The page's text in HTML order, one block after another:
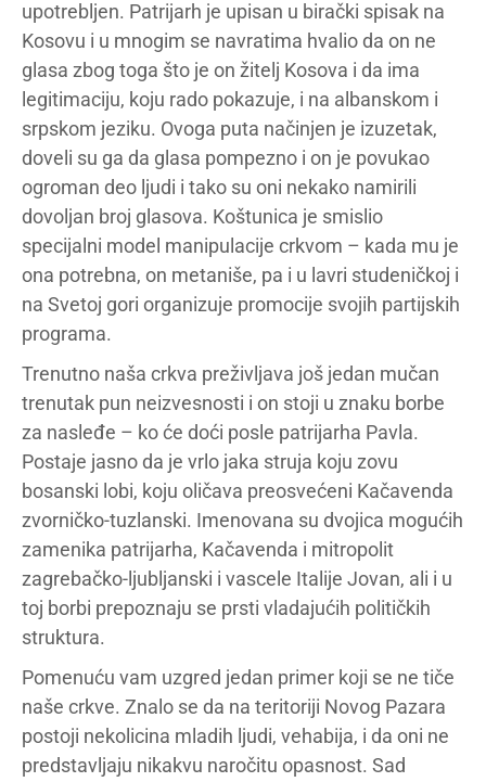
upotrebljen. Patrijarh je upisan u birački spisak na
Kosovu i u mnogim se navratima hvalio da on ne
glasa zbog toga što je on žitelj Kosova i da ima
legitimaciju, koju rado pokazuje, i na albanskom i
srpskom jeziku. Ovoga puta načinjen je izuzetak,
doveli su ga da glasa pompezno i on je povukao
ogroman deo ljudi i tako su oni nekako namirili
dovoljan broj glasova. Koštunica je smislio
specijalni model manipulacije crkvom – kada mu je
ona potrebna, on metaniše, pa i u lavri studeničkoj i
na Svetoj gori organizuje promocije svojih partijskih
programa.
Trenutno naša crkva preživljava još jedan mučan
trenutak pun neizvesnosti i on stoji u znaku borbe
za nasleđe – ko će doći posle patrijarha Pavla.
Postaje jasno da je vrlo jaka struja koju zovu
bosanski lobi, koju oličava preosvećeni Kačavenda
zvorničko-tuzlanski. Imenovana su dvojica mogućih
zamenika patrijarha, Kačavenda i mitropolit
zagrebačko-ljubljanski i vascele Italije Jovan, ali i u
toj borbi prepoznaju se prsti vladajućih političkih
struktura.
Pomenuću vam uzgred jedan primer koji se ne tiče
naše crkve. Znalo se da na teritoriji Novog Pazara
postoji nekolicina mladih ljudi, vehabija, i da oni ne
predstavljaju nikakvu naročitu opasnost. Sad